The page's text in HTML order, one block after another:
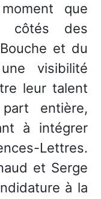
que
côtés des
et du
visibilité
leur talent
entière,
à intégrer
Lettres.
et Serge
à la